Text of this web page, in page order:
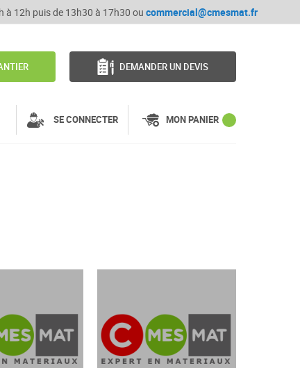
à 12h puis de 13h30 à 17h30 ou commercial@cmesmat.fr
DEMANDER UN DEVIS
SE CONNECTER MON PANIER